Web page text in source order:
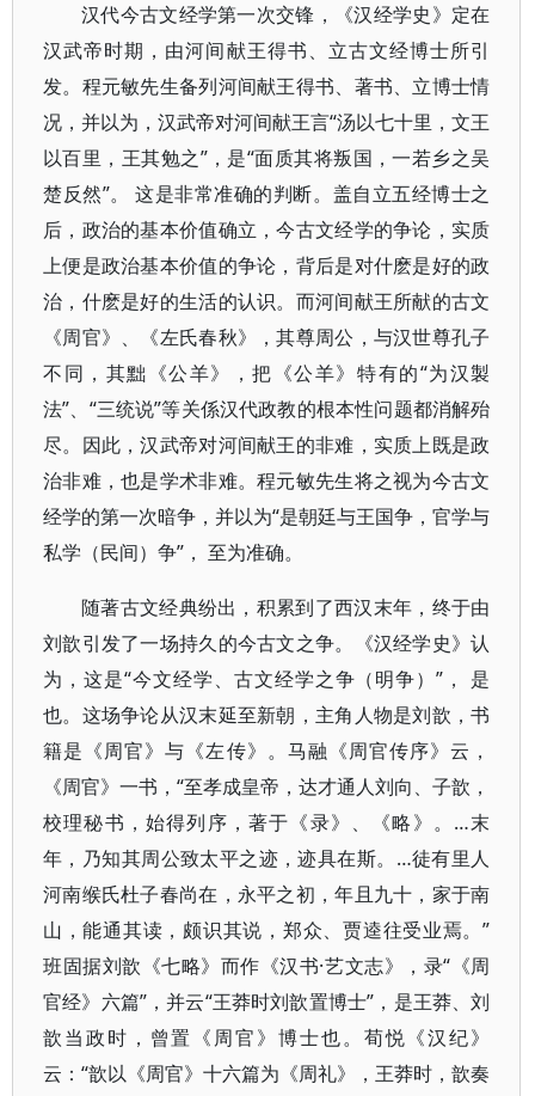
汉代今古文经学第一次交锋，《汉经学史》定在
汉武帝时期，由河间献王得书、立古文经博士所引
发。程元敏先生备列河间献王得书、著书、立博士情
况，并以为，汉武帝对河间献王言“汤以七十里，文王
以百里，王其勉之”，是“面质其将叛国，一若乡之吴
楚反然”。 这是非常准确的判断。盖自立五经博士之
后，政治的基本价值确立，今古文经学的争论，实质
上便是政治基本价值的争论，背后是对什麽是好的政
治，什麽是好的生活的认识。而河间献王所献的古文
《周官》、《左氏春秋》，其尊周公，与汉世尊孔子
不同，其黜《公羊》，把《公羊》特有的“为汉製
法”、“三统说”等关係汉代政教的根本性问题都消解殆
尽。因此，汉武帝对河间献王的非难，实质上既是政
治非难，也是学术非难。程元敏先生将之视为今古文
经学的第一次暗争，并以为“是朝廷与王国争，官学与
私学（民间）争”， 至为准确。
随著古文经典纷出，积累到了西汉末年，终于由
刘歆引发了一场持久的今古文之争。《汉经学史》认
为，这是“今文经学、古文经学之争（明争）”， 是
也。这场争论从汉末延至新朝，主角人物是刘歆，书
籍是《周官》与《左传》。马融《周官传序》云，
《周官》一书，“至孝成皇帝，达才通人刘向、子歆，
校理秘书，始得列序，著于《录》、《略》。…末
年，乃知其周公致太平之迹，迹具在斯。…徒有里人
河南缑氏杜子春尚在，永平之初，年且九十，家于南
山，能通其读，颇识其说，郑众、贾逵往受业焉。”
班固据刘歆《七略》而作《汉书·艺文志》，录“《周
官经》六篇”，并云“王莽时刘歆置博士”，是王莽、刘
歆当政时，曾置《周官》博士也。荀悦《汉纪》
云：“歆以《周官》十六篇为《周礼》，王莽时，歆奏